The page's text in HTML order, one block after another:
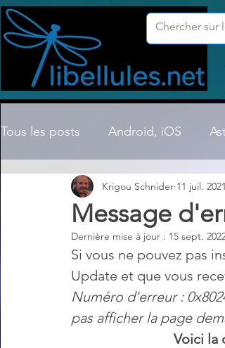
Tous les posts Android, iOS
Compression ZIP, RAR, etc.
Dossier Windows
Hardware Internet
Message
Krigou Schnider 11 juil. 2021
Dernière mise à jour : 15 sept.
Si vous ne pouvez pas
Update et que vous
Numéro d'erreur :
pas afficher la page
Voici la